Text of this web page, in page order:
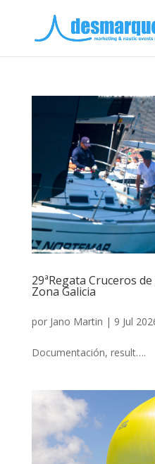
29ªRegata Cruceros
Zona Galicia
por Jano Martin | 9 Jul
Documentación, result….